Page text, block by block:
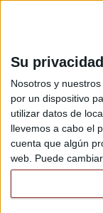
Su
Nosotros y nuestros
por un dispositivo
utilizar datos de
llevemos a cabo el
cuenta que algún
web. Puede